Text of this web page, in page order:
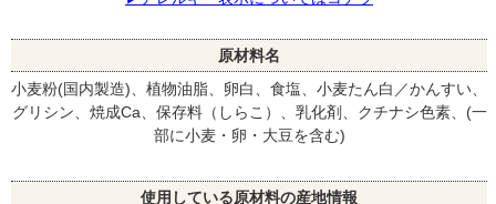
原材料名
小麦粉(国内製造)、植物油脂、卵白、食塩、小麦たん白／かんすい、
グリシン、焼成Ca、保存料（しらこ）、乳化剤、クチナシ色素、(一
部に小麦・卵・大豆を含む)
使用している原材料の産地情報